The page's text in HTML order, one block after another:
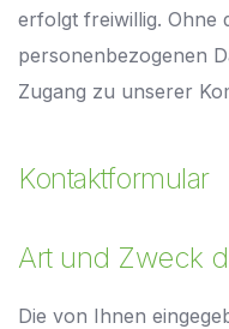
erfolgt freiwillig. Ohne
personenbezogenen
Zugang zu unserer
Kontaktformular
Art und Zweck
Die von Ihnen